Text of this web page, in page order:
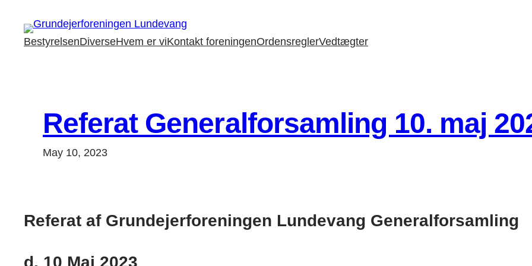
contentBestyrelsenDiverseHvem er viKontakt foreningenOrdensreglerVedtægter
Referat Generalforsamling 10. maj
May 10, 2023
Referat af Grundejerforeningen Lundevang Generalforsamling
d. 10 Maj 2023